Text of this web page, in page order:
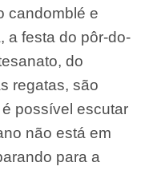
candomblé e
a festa do pôr-do-
do
regatas, são
possível escutar
não está em
para a